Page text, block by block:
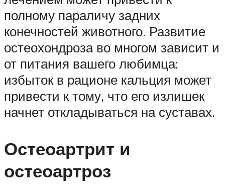
полному параличу задних
конечностей животного. Развитие
остеохондроза во многом зависит и
от питания вашего любимца:
избыток в рационе кальция может
привести к тому, что его излишек
начнет откладываться на суставах.
Остеоартрит и
остеоартроз